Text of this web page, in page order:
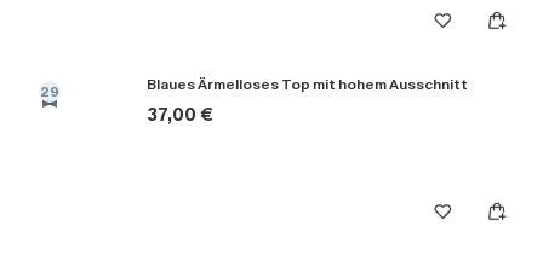
29 Blaues Ärmelloses Top mit hohem Ausschnitt
37,00 €